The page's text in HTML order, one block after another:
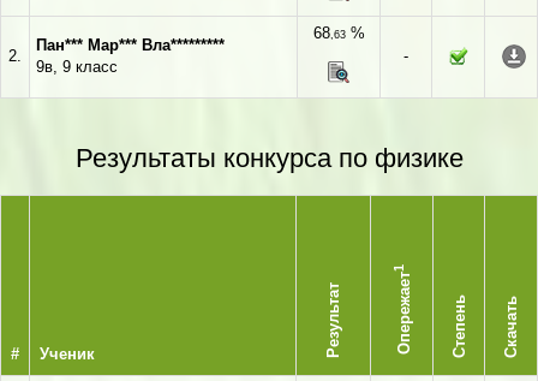
2.
Пан*** Мар*** Вла*********
9в, 9 класс
68,63%
-
Результаты конкурса по физике
# Ученик Результат Опережает
1
Степень Скачать